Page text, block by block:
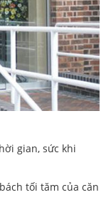
gian, sức khi
tối tăm của căn